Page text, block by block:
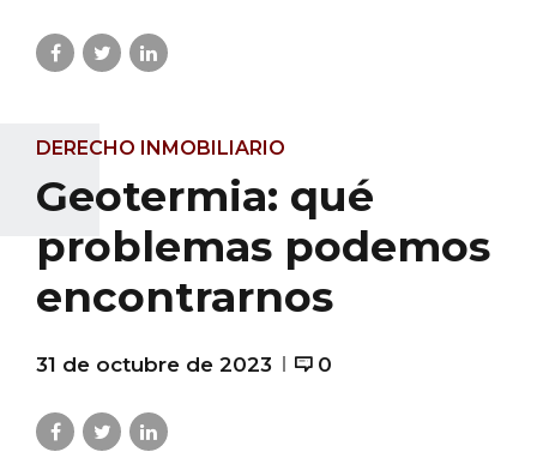
DERECHO INMOBILIARIO
Geotermia: qué
problemas podemos
encontrarnos
31 de octubre de 2023 0